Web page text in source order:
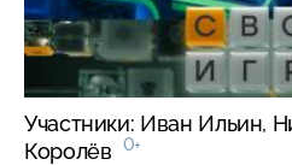
Участники: Иван Ильин,
Королёв
0+